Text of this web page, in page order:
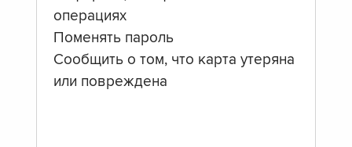
операциях
Поменять пароль
Сообщить о том, что карта утеряна
или повреждена